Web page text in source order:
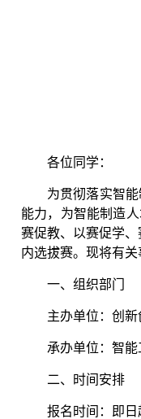
各位同学：
为贯彻落实智
能力，为智能制造
赛促教、以赛促学
内选拔赛。现将有
一、组织部门
主办单位：创
承办单位：智
二、时间安排
报名时间：即日